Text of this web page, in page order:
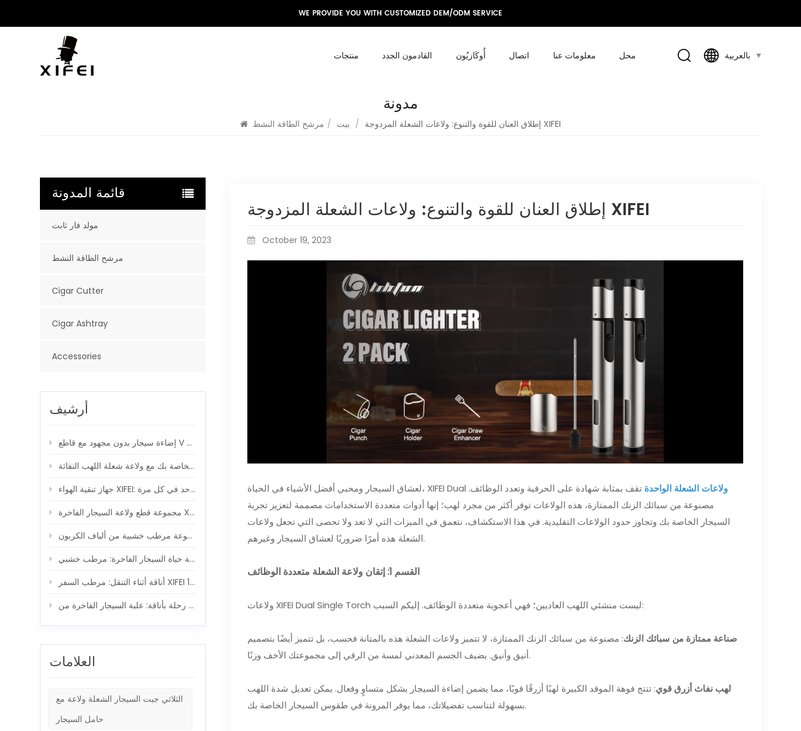
WE PROVIDE YOU WITH CUSTOMIZED DEM/ODM SERVICE
منتجات القادمون الجدد أُوكَازيُون اتصال معلومات عنا محل بالعربية
مدونة
بيت / مرشح الطاقة النشط / إطلاق العنان للقوة والتنوع: ولاعات الشعلة المزدوجة XIFEI
إطلاق العنان للقوة والتنوع: ولاعات الشعلة المزدوجة XIFEI
October 19, 2023
لعشاق السيجار ومحبي أفضل الأشياء في الحياة، XIFEI Dual ولاعات الشعلة الواحدة تقف بمثابة شهادة على الحرفية وتعدد الوظائف.
مصنوعة من سبائك الزنك الممتازة، هذه الولاعات توفر أكثر من مجرد لهب؛ إنها أدوات متعددة الاستخدامات مصممة لتعزيز تجربة
السيجار الخاصة بك وتجاوز حدود الولاعات التقليدية. في هذا الاستكشاف، نتعمق في الميزات التي لا تعد ولا تحصى التي تجعل ولاعات
الشعلة هذه أمرًا ضروريًا لعشاق السيجار وغيرهم.
القسم 1: إتقان ولاعة الشعلة متعددة الوظائف
ولاعات XIFEI Dual Single Torch ليست منشئي اللهب العاديين؛ فهي أعجوبة متعددة الوظائف. إليكم السبب:
صناعة ممتازة من سبائك الزنك: مصنوعة من سبائك الزنك الممتازة، لا تتميز ولاعات الشعلة هذه بالمتانة فحسب، بل تتميز أيضًا بتصميم
أنيق وأنيق. يضيف الجسم المعدني لمسة من الرقي إلى مجموعتك الأخف وزنًا.
لهب نفاث أزرق قوي: تنتج فوهة الموقد الكبيرة لهبًا أزرقًا قويًا، مما يضمن إضاءة السيجار بشكل متساوٍ وفعال. يمكن تعديل شدة اللهب
بسهولة لتناسب تفضيلاتك، مما يوفر المرونة في طقوس السيجار الخاصة بك.
قائمة المدونة
مولد فار ثابت
مرشح الطاقة النشط
Cigar Cutter
Cigar Ashtray
Accessories
أرشيف
إضاءة سيجار بدون مجهود مع قاطع V محمل بنابض
أحدث ثورة في تجربة السيجار الخاصة بك مع ولاعة شعلة اللهب النفاثة XIFEI 3
جهاز تنقية الهواء XIFEI: خلق جو صديق للسيجار ، نفس واحد في كل مرة
مجموعة قطع ولاعة السيجار الفاخرة XIFEI: ارفع لحظات السيجار الخاصة بك
تخزين السيجار الفاخر: مجموعة مرطب خشبية من ألياف الكربون XIFEI
رحلة بأناقة: علبة السيجار الفاخرة من XIFEI ورفيق الشعلة القوي
العلامات
الثلاثي جيت السيجار الشعلة ولاعة مع
حامل السيجار